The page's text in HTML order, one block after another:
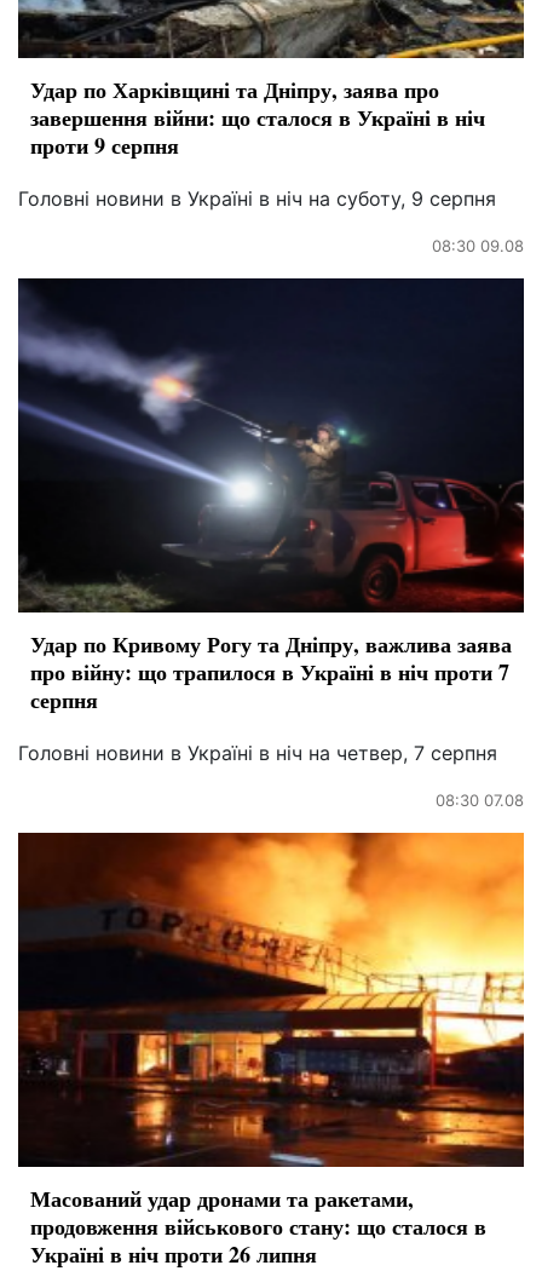
Удар по Харківщині та Дніпру, заява про
завершення війни: що сталося в Україні в ніч
проти 9 серпня
Головні новини в Україні в ніч на суботу, 9 серпня
08:30 09.08
Удар по Кривому Рогу та Дніпру, важлива заява
про війну: що трапилося в Україні в ніч проти 7
серпня
Головні новини в Україні в ніч на четвер, 7 серпня
08:30 07.08
Масований удар дронами та ракетами,
продовження військового стану: що сталося в
Україні в ніч проти 26 липня